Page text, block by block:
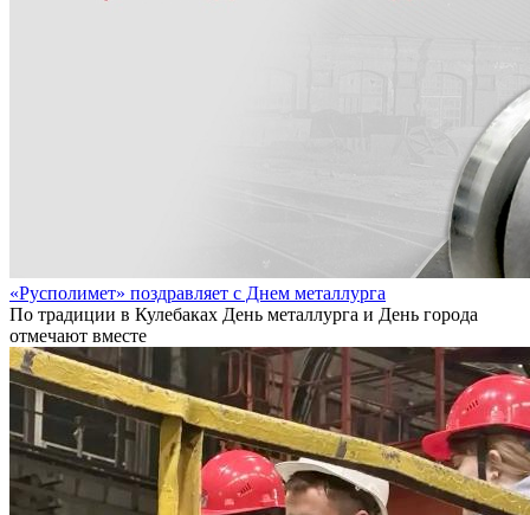
«Русполимет» поздравляет с Днем металлурга
По традиции в Кулебаках День металлурга и День города
отмечают вместе